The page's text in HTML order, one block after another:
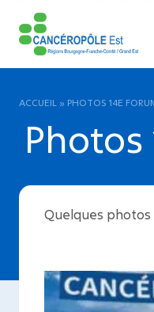
ACCUEIL » PHOTOS 14E
Photos
Quelques photos